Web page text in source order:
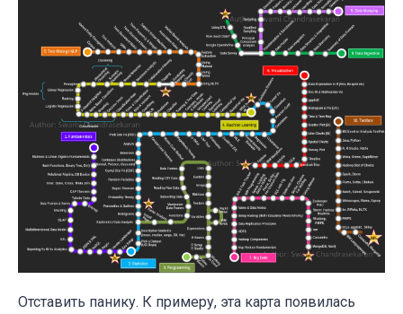
Отставить панику. К примеру, эта карта появилась